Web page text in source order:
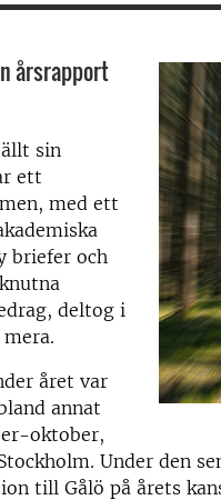
årsrapport
sin
ett
med ett
briefer och
deltog i
året var
annat
oktober,
Under den
till Gålö på årets